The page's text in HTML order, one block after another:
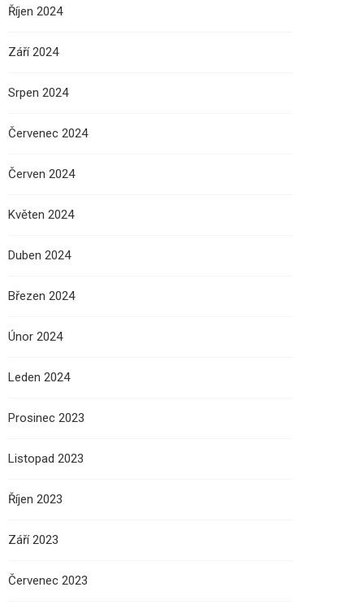
Říjen 2024
Září 2024
Srpen 2024
Červenec 2024
Červen 2024
Květen 2024
Duben 2024
Březen 2024
Únor 2024
Leden 2024
Prosinec 2023
Listopad 2023
Říjen 2023
Září 2023
Červenec 2023